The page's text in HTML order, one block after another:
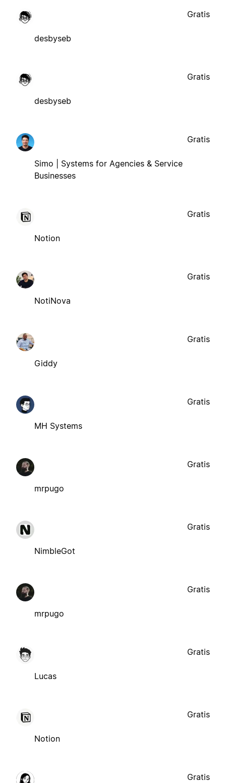
desbyseb
Gratis
desbyseb
Gratis
Simo | Systems for Agencies & Service
Businesses
Gratis
Notion
Gratis
NotiNova
Gratis
Giddy
Gratis
MH Systems
Gratis
mrpugo
Gratis
NimbleGot
Gratis
mrpugo
Gratis
Lucas
Gratis
Notion
Gratis
Gratis